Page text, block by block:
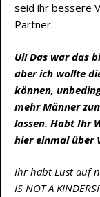
seid ihr bessere
Partner.
Ui! Das war das
aber ich wollte
können,
mehr Männer
lassen. Habt Ihr
hier einmal über
Ihr habt Lust auf
IS NOT A